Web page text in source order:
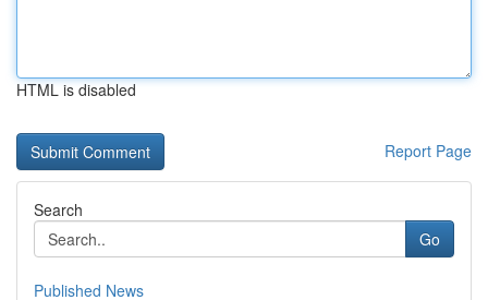
HTML is disabled
Report Page
Search
Go
Published News